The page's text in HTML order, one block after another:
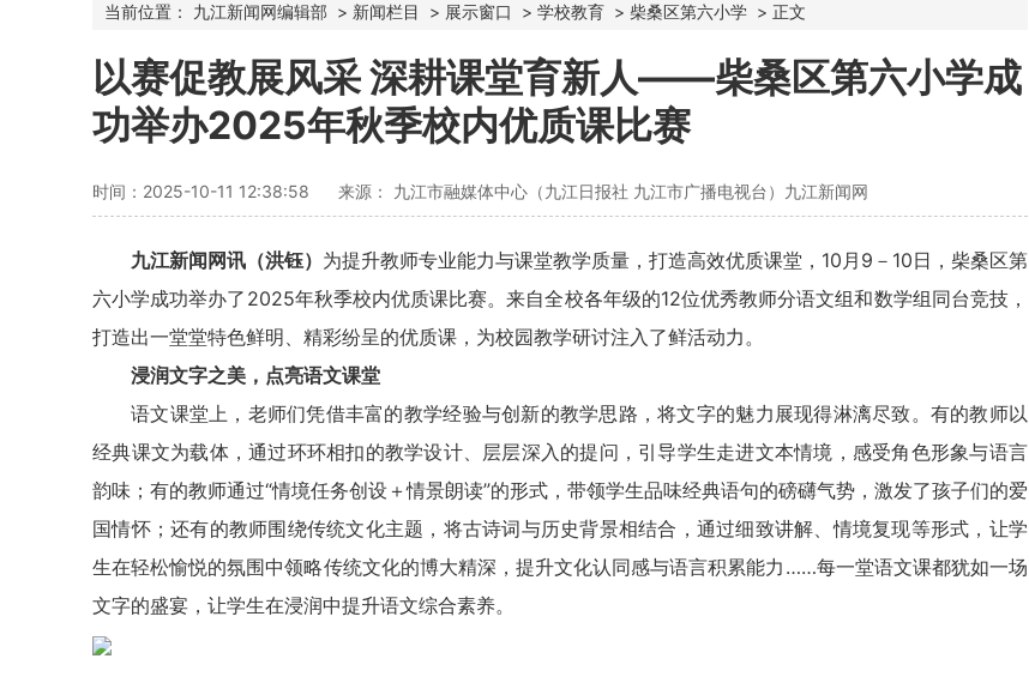
当前位置： 九江新闻网编辑部 > 新闻栏目 > 展示窗口 > 学校教育 > 柴桑区第六小学 > 正文
以赛促教展风采 深耕课堂育新人——柴桑区第六小学成
功举办2025年秋季校内优质课比赛
时间：2025-10-11 12:38:58 来源： 九江市融媒体中心（九江日报社 九江市广播电视台）九江新闻网
九江新闻网讯 （洪钰） 为提升教师专业能力与课堂教学质量，打造高效优质课堂，10月9－10日，柴桑区第
六小学成功举办了2025年秋季校内优质课比赛。来自全校各年级的12位优秀教师分语文组和数学组同台竞技，
打造出一堂堂特色鲜明、精彩纷呈的优质课，为校园教学研讨注入了鲜活动力。
浸润文字之美，点亮语文课堂
语文课堂上，老师们凭借丰富的教学经验与创新的教学思路，将文字的魅力展现得淋漓尽致。有的教师以
经典课文为载体，通过环环相扣的教学设计、层层深入的提问，引导学生走进文本情境，感受角色形象与语言
韵味；有的教师通过“情境任务创设＋情景朗读”的形式，带领学生品味经典语句的磅礴气势，激发了孩子们的爱
国情怀；还有的教师围绕传统文化主题，将古诗词与历史背景相结合，通过细致讲解、情境复现等形式，让学
生在轻松愉悦的氛围中领略传统文化的博大精深，提升文化认同感与语言积累能力……每一堂语文课都犹如一场
文字的盛宴，让学生在浸润中提升语文综合素养。